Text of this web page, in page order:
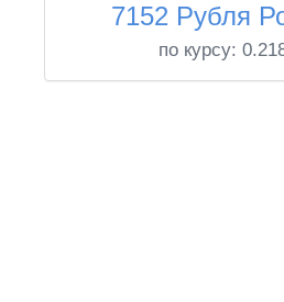
7152 Рубля
по курсу: